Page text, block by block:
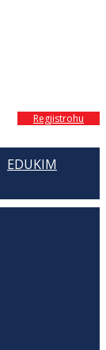
Regjistrohu
EDUKIM